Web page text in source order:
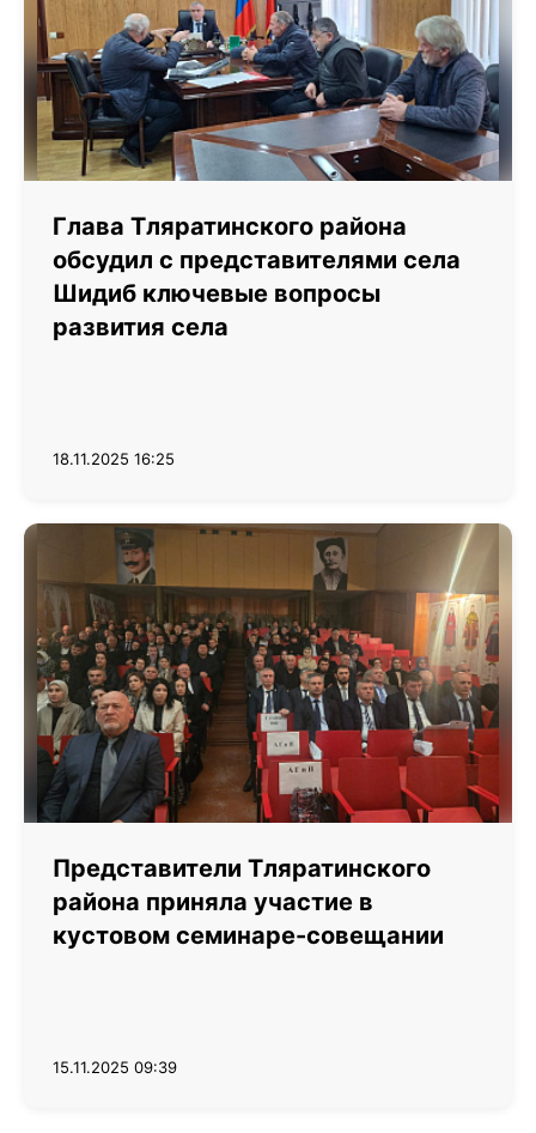
Глава Тляратинского района
обсудил с представителями села
Шидиб ключевые вопросы
развития села
18.11.2025 16:25
Представители Тляратинского
района приняла участие в
кустовом семинаре-совещании
15.11.2025 09:39